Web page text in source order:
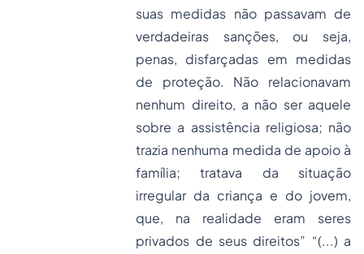
suas medidas não passavam de
verdadeiras sanções, ou seja,
penas, disfarçadas em medidas
de proteção. Não relacionavam
nenhum direito, a não ser aquele
sobre a assistência religiosa; não
trazia nenhuma medida de apoio à
família; tratava da situação
irregular da criança e do jovem,
que, na realidade eram seres
privados de seus direitos” “(...) a